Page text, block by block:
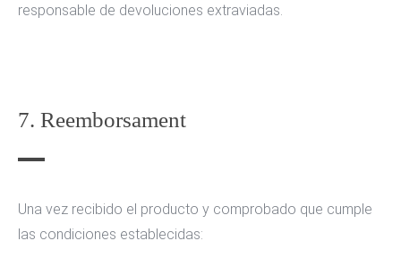
responsable de devoluciones extraviadas.
7. Reemborsament
Una vez recibido el producto y comprobado que cumple
las condiciones establecidas: